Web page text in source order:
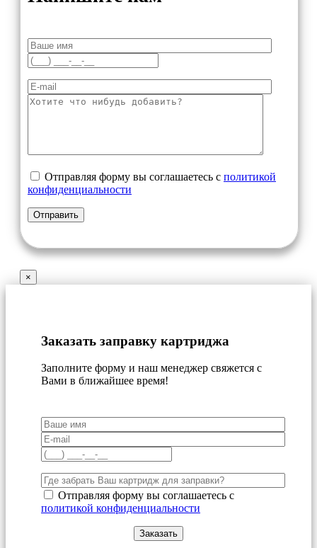
Отправляя форму вы соглашаетесь с политикой
конфиденциальности
×
Заказать заправку картриджа
Заполните форму и наш менеджер свяжется с
Вами в ближайшее время!
Отправляя форму вы соглашаетесь с
политикой конфиденциальности